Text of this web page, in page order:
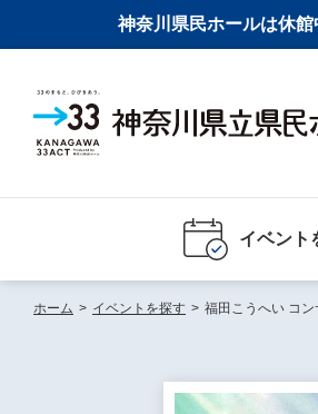
神奈川県民ホールは休
イベント
ホーム > イベントを探す > 福田こうへい コ